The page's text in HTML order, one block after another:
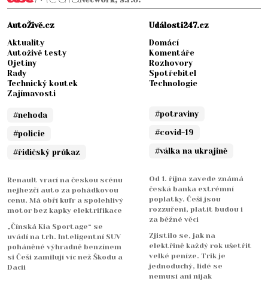
AutoŽivě.cz
Aktuality
Autoživě testy
Ojetiny
Rady
Technický koutek
Zajímavosti
#nehoda
#policie
#řidičský průkaz
Renault vrací na českou scénu
nejhezčí auto za pohádkovou
cenu. Má obří kufr a spolehlivý
motor bez kapky elektrifikace
„Čínská Kia Sportage“ se
uvádí na trh. Inteligentní SUV
poháněné výhradně benzínem
si Češi zamilují víc než Škodu a
Dacii
Události247.cz
Domácí
Komentáře
Rozhovory
Spotřebitel
Technologie
#potraviny
#covid-19
#válka na ukrajině
Od 1. října zavede známá
česká banka extrémní
poplatky. Češi jsou
rozzuřeni, platit budou i
za běžné věci
Zjistilo se, jak na
elektřině každý rok ušetřit
velké peníze. Trik je
jednoduchý, lidé se
nemusí ani nijak